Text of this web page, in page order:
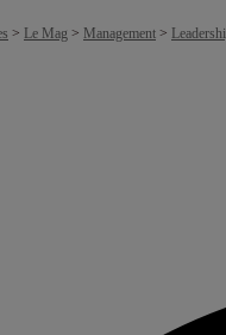
> Le Mag > Management >